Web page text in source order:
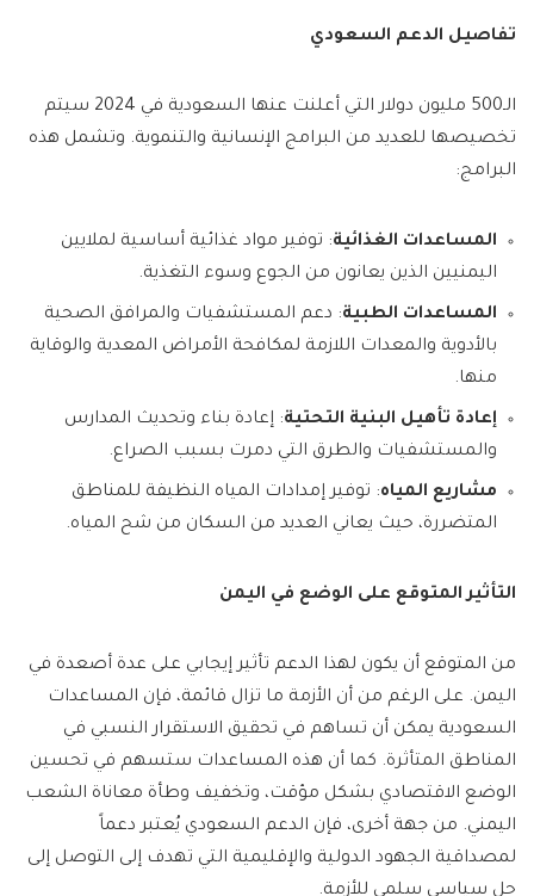
تفاصيل الدعم السعودي
الـ500 مليون دولار التي أعلنت عنها السعودية في 2024 سيتم
تخصيصها للعديد من البرامج الإنسانية والتنموية. وتشمل هذه
البرامج:
المساعدات الغذائية: توفير مواد غذائية أساسية لملايين
اليمنيين الذين يعانون من الجوع وسوء التغذية.
المساعدات الطبية: دعم المستشفيات والمرافق الصحية
بالأدوية والمعدات اللازمة لمكافحة الأمراض المعدية والوقاية
منها.
إعادة تأهيل البنية التحتية: إعادة بناء وتحديث المدارس
والمستشفيات والطرق التي دمرت بسبب الصراع.
مشاريع المياه: توفير إمدادات المياه النظيفة للمناطق
المتضررة، حيث يعاني العديد من السكان من شح المياه.
التأثير المتوقع على الوضع في اليمن
من المتوقع أن يكون لهذا الدعم تأثير إيجابي على عدة أصعدة في
اليمن. على الرغم من أن الأزمة ما تزال قائمة، فإن المساعدات
السعودية يمكن أن تساهم في تحقيق الاستقرار النسبي في
المناطق المتأثرة. كما أن هذه المساعدات ستسهم في تحسين
الوضع الاقتصادي بشكل مؤقت، وتخفيف وطأة معاناة الشعب
اليمني. من جهة أخرى، فإن الدعم السعودي يُعتبر دعماً
لمصداقية الجهود الدولية والإقليمية التي تهدف إلى التوصل إلى
حل سياسي سلمي للأزمة.